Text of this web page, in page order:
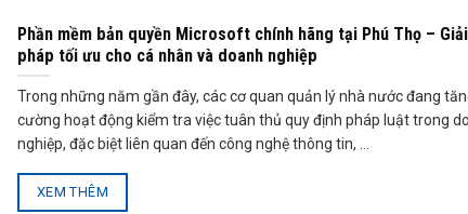
Phần mềm bản quyền Microsoft chính hãng tại Phú Thọ – Giải
pháp tối ưu cho cá nhân và doanh nghiệp
Trong những năm gần đây, các cơ quan quản lý nhà nước đang
cường hoạt động kiểm tra việc tuân thủ quy định pháp luật trong
nghiệp, đặc biệt liên quan đến công nghệ thông tin, ...
XEM THÊM